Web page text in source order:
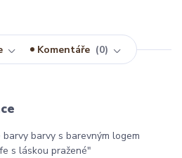
Komentáře 0
barvy s barevným logem
s láskou pražené"